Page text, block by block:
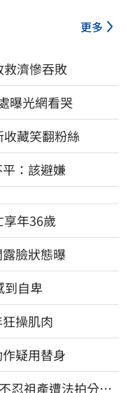
更多
濟慘吞敗
曝光網看哭
藏笑翻粉絲
：該避嫌
年36歲
臉狀態曝
自卑
操肌肉
疑用替身
忍祖產遭法拍分